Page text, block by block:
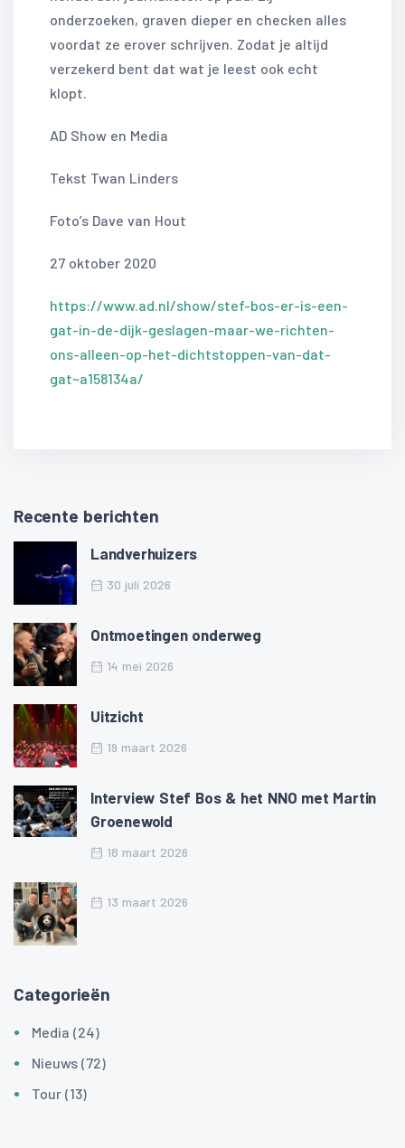
onderzoeken, graven dieper en checken alles
voordat ze erover schrijven. Zodat je altijd
verzekerd bent dat wat je leest ook echt
klopt.
AD Show en Media
Tekst Twan Linders
Foto’s Dave van Hout
27 oktober 2020
https://www.ad.nl/show/stef-bos-er-is-een-
gat-in-de-dijk-geslagen-maar-we-richten-
ons-alleen-op-het-dichtstoppen-van-dat-
gat~a158134a/
Recente berichten
Landverhuizers
30 juli 2026
Ontmoetingen onderweg
14 mei 2026
Uitzicht
19 maart 2026
Interview Stef Bos & het NNO met Martin
Groenewold
18 maart 2026
13 maart 2026
Categorieën
Media (24)
Nieuws (72)
Tour (13)